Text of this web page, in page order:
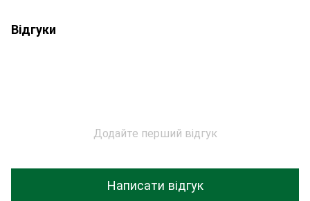
Відгуки
Додайте перший відгук
Написати відгук